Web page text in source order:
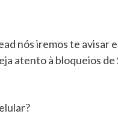
nós iremos te
atento à bloqueios